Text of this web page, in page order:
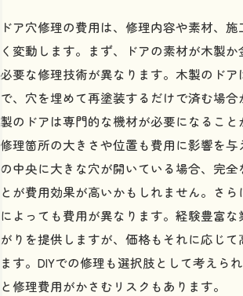
ドア穴修理の費用は、修理内容や素材、
く変動します。まず、ドアの素材が木製か
必要な修理技術が異なります。木製のド
で、穴を埋めて再塗装するだけで済む場
製のドアは専門的な機材が必要になること
修理箇所の大きさや位置も費用に影響を与
の中央に大きな穴が開いている場合、完全
とが費用効果が高いかもしれません。さ
によっても費用が異なります。経験豊富
がりを提供しますが、価格もそれに応じて
ます。DIYでの修理も選択肢として考えら
と修理費用がかさむリスクもあります。